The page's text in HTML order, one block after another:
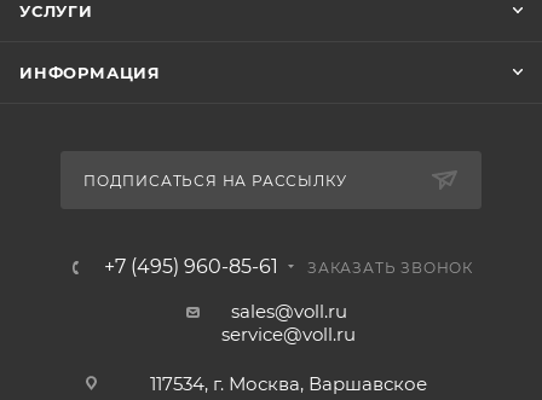
УСЛУГИ
ИНФОРМАЦИЯ
ПОДПИСАТЬСЯ НА РАССЫЛКУ
+7 (495) 960-85-61 ЗАКАЗАТЬ ЗВОНОК
sales@voll.ru
service@voll.ru
117534, г. Москва, Варшавское